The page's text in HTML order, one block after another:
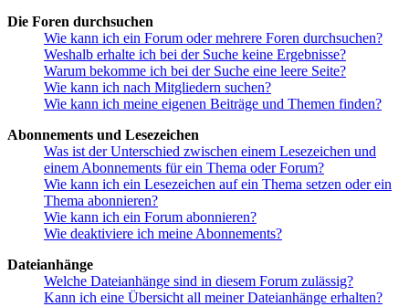
Die Foren durchsuchen
Wie kann ich ein Forum oder mehrere Foren durchsuchen?
Weshalb erhalte ich bei der Suche keine Ergebnisse?
Warum bekomme ich bei der Suche eine leere Seite?
Wie kann ich nach Mitgliedern suchen?
Wie kann ich meine eigenen Beiträge und Themen finden?
Abonnements und Lesezeichen
Was ist der Unterschied zwischen einem Lesezeichen und
einem Abonnements für ein Thema oder Forum?
Wie kann ich ein Lesezeichen auf ein Thema setzen oder ein
Thema abonnieren?
Wie kann ich ein Forum abonnieren?
Wie deaktiviere ich meine Abonnements?
Dateianhänge
Welche Dateianhänge sind in diesem Forum zulässig?
Kann ich eine Übersicht all meiner Dateianhänge erhalten?